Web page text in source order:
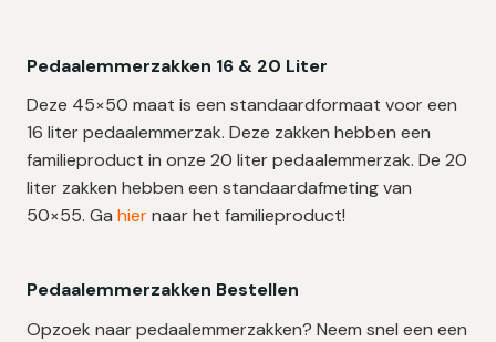
Pedaalemmerzakken 16 & 20 Liter
Deze 45×50 maat is een standaardformaat voor een
16 liter pedaalemmerzak. Deze zakken hebben een
familieproduct in onze 20 liter pedaalemmerzak. De 20
liter zakken hebben een standaardafmeting van
50×55. Ga hiernaar het familieproduct!
Pedaalemmerzakken Bestellen
Opzoek naar pedaalemmerzakken? Neem snel een een